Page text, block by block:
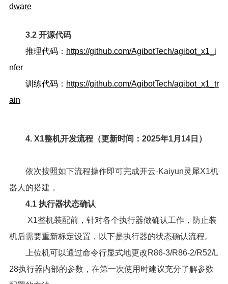
dware
3.2 开源代码
推理代码： https://github.com/AgibotTech/agibot_x1_i
nfer
训练代码： https://github.com/AgibotTech/agibot_x1_tr
ain
4. X1整机开发流程（更新时间：2025年1月14日）
依次按照如下流程操作即可完成开云·Kaiyun灵犀X1机
器人的搭建，
4.1 执行器状态确认
X1整机装配前，针对各个执行器做确认工作，防止装
机后需要重新标定设置，以下是执行器的状态确认流程。
上位机可以通过命令行显式地更改R86-3/R86-2/R52/L
28执行器内部的参数，在第一次使用时建议充分了解参数